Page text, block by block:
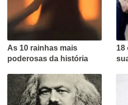
As 10 rainhas mais
poderosas da história
18